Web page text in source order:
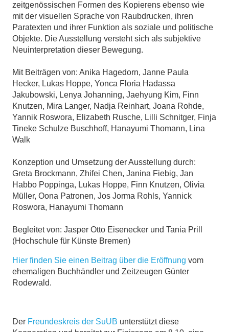
zeitgenössischen Formen des Kopierens ebenso wie
mit der visuellen Sprache von Raubdrucken, ihren
Paratexten und ihrer Funktion als soziale und politische
Objekte. Die Ausstellung versteht sich als subjektive
Neuinterpretation dieser Bewegung.
Mit Beiträgen von: Anika Hagedorn, Janne Paula
Hecker, Lukas Hoppe, Yonca Floria Hadassa
Jakubowski, Lenya Johanning, Jaehyung Kim, Finn
Knutzen, Mira Langer, Nadja Reinhart, Joana Rohde,
Yannik Roswora, Elizabeth Rusche, Lilli Schnitger, Finja
Tineke Schulze Buschhoff, Hanayumi Thomann, Lina
Walk
Konzeption und Umsetzung der Ausstellung durch:
Greta Brockmann, Zhifei Chen, Janina Fiebig, Jan
Habbo Poppinga, Lukas Hoppe, Finn Knutzen, Olivia
Müller, Oona Patronen, Jos Jorma Rohls, Yannick
Roswora, Hanayumi Thomann
Begleitet von: Jasper Otto Eisenecker und Tania Prill
(Hochschule für Künste Bremen)
Hier finden Sie einen Beitrag über die Eröffnung vom
ehemaligen Buchhändler und Zeitzeugen Günter
Rodewald.
Der Freundeskreis der SuUB unterstützt diese